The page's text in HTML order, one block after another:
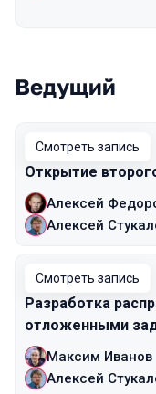
Ведущий
Смотреть запись
Открытие
Алексей
Алексей
Смотреть запись
Разработка
отложенными
Максим Иванов
Алексей